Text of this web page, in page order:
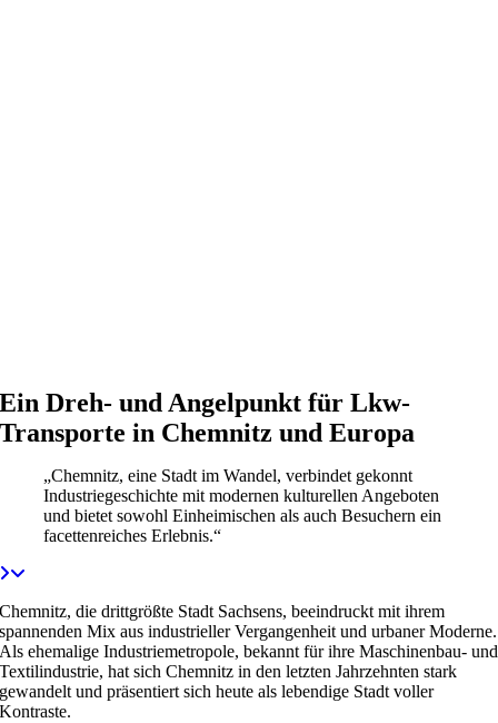
Ein Dreh- und Angelpunkt für Lkw-
Transporte in Chemnitz und Europa
„Chemnitz, eine Stadt im Wandel, verbindet gekonnt
Industriegeschichte mit modernen kulturellen Angeboten
und bietet sowohl Einheimischen als auch Besuchern ein
facettenreiches Erlebnis.“
Chemnitz, die drittgrößte Stadt Sachsens, beeindruckt mit ihrem
spannenden Mix aus industrieller Vergangenheit und urbaner Moderne.
Als ehemalige Industriemetropole, bekannt für ihre Maschinenbau- und
Textilindustrie, hat sich Chemnitz in den letzten Jahrzehnten stark
gewandelt und präsentiert sich heute als lebendige Stadt voller
Kontraste.